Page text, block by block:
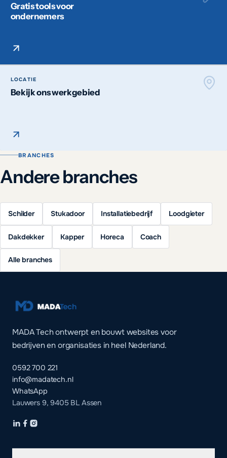
Gratis tools voor
ondernemers
LOCATIE
Bekijk ons werkgebied
BRANCHES
Andere branches
Schilder Stukadoor Installatiebedrijf Loodgieter
Dakdekker Kapper Horeca Coach
Alle branches
MADA Tech ontwerpt en bouwt websites voor
bedrijven en organisaties in heel Nederland.
0592 700 221
info@madatech.nl
WhatsApp
Lauwers 9, 9405 BL Assen